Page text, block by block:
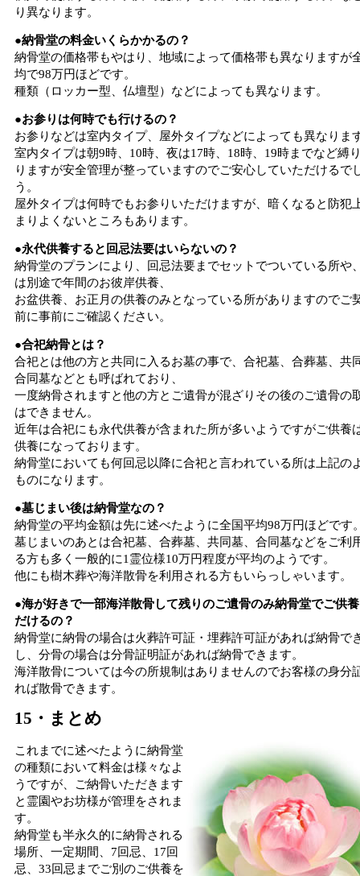
り異なります。
●納骨堂の料金いくらかかるの？
納骨堂の価格帯もやはり、地域によって価格帯も異なりますが
均で98万円ほどです。
種類（ロッカー型、仏壇型）などによっても異なります。
●お参りは何時でも行けるの？
お参りなどは室内タイプ、屋外タイプなどによっても異なりま
室内タイプは朝9時、10時、夜は17時、18時、19時までなど縛
りますが安全管理が整っていますのでご安心していただけるで
う。
屋外タイプは何時でもお参りいただけますが、暗くなると防犯
まりよくないところもあります。
●永代供養すると回忌法要はいらないの？
納骨堂のプランにより、回忌法要までセットでついている所や
は別途で年間のお彼岸供養、
お盆供養、お正月の供養のみとなっている所がありますのでご
前に事前にご確認ください。
●合祀納骨とは？
合祀とは他の方と共同に入るお墓の事で、合祀墓、合葬墓、共
合同墓などとも呼ばれており、
一度納骨されますと他の方とご遺骨が混ざりその後のご遺骨の
はできません。
近年は合祀にも永代供養が含まれた所が多いようですがご供養
供養になっております。
納骨堂においても何回忌以降に合祀と言われている所は上記の
ものになります。
●墓じまい後は納骨堂なの？
納骨堂の平均金額は先に述べたように全国平均98万円ほどです
墓じまいのあとは合祀墓、合葬墓、共同墓、合同墓などをご利
る方も多く一般的に1霊位様10万円程度が平均のようです。
他にも樹木葬や海洋散骨を利用される方もいらっしゃいます。
●海が好きで一部海洋散骨して残りのご遺骨のみ納骨堂でご供
だけるの？
納骨堂に納骨の場合は火葬許可証・埋葬許可証があれば納骨で
し、分骨の場合は分骨証明証があれば納骨できます。
海洋散骨については今の所規制はありませんのでお客様の身分
れば散骨できます。
15・まとめ
これまでに述べたように納骨堂
の種類において料金は様々なよ
うですが、ご納骨いただきます
と霊園やお坊様が管理をされま
す。
納骨堂も半永久的に納骨される
場所、一定期間、7回忌、17回
忌、33回忌までご別のご供養を